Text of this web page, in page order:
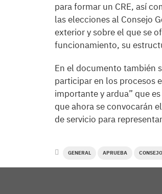
para formar un CRE, así
las elecciones al Consejo
exterior y sobre el que se
funcionamiento, su
En el documento también
participar en los procesos
importante y ardua” que
que ahora se convocarán
de servicio para
GENERAL APRUEBA CONSEJO